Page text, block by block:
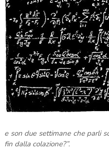
e son due settimane che parli
fin dalla colazione?”.